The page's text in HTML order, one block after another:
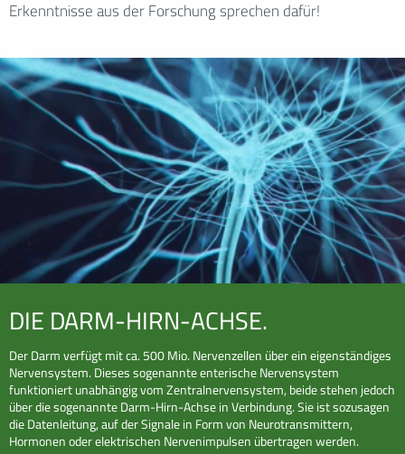
Erkenntnisse aus der Forschung sprechen dafür!
DIE DARM-HIRN-ACHSE.
Der Darm verfügt mit ca. 500 Mio. Nervenzellen über ein eigenständiges
Nervensystem. Dieses sogenannte enterische Nervensystem
funktioniert unabhängig vom Zentralnervensystem, beide stehen jedoch
über die sogenannte Darm-Hirn-Achse in Verbindung. Sie ist sozusagen
die Datenleitung, auf der Signale in Form von Neurotransmittern,
Hormonen oder elektrischen Nervenimpulsen übertragen werden.